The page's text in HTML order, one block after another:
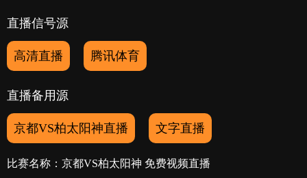
直播信号源
高清直播 腾讯体育
直播备用源
京都VS柏太阳神直播 文字直播
比赛名称：京都VS柏太阳神 免费视频直播